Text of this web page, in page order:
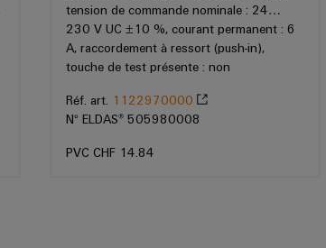
tension de commande nominale : 24…
230 V UC ±10 %, courant permanent : 6
A, raccordement à ressort (push-in),
touche de test présente : non
Réf. art. 1122970000
N° ELDAS® 505980008
PVC CHF 14.84